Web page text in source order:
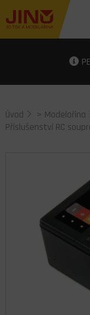
Úvod > Modelařina
Příslušenství RC